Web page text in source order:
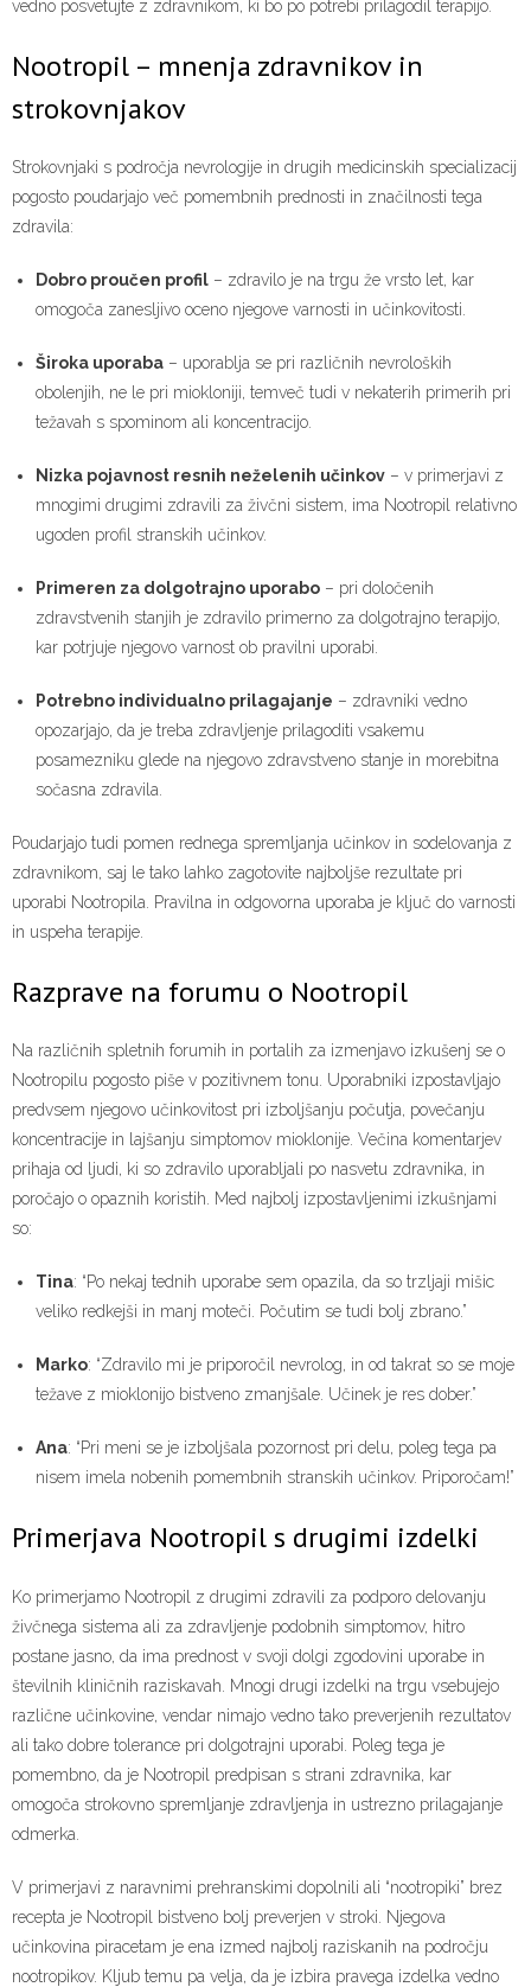
vedno posvetujte z zdravnikom, ki bo po potrebi prilagodil terapijo.
Nootropil – mnenja zdravnikov in
strokovnjakov
Strokovnjaki s področja nevrologije in drugih medicinskih specializacij
pogosto poudarjajo več pomembnih prednosti in značilnosti tega
zdravila:
Dobro proučen profil – zdravilo je na trgu že vrsto let, kar
omogoča zanesljivo oceno njegove varnosti in učinkovitosti.
Široka uporaba – uporablja se pri različnih nevroloških
obolenjih, ne le pri miokloniji, temveč tudi v nekaterih primerih pri
težavah s spominom ali koncentracijo.
Nizka pojavnost resnih neželenih učinkov – v primerjavi z
mnogimi drugimi zdravili za živčni sistem, ima Nootropil relativno
ugoden profil stranskih učinkov.
Primeren za dolgotrajno uporabo – pri določenih
zdravstvenih stanjih je zdravilo primerno za dolgotrajno terapijo,
kar potrjuje njegovo varnost ob pravilni uporabi.
Potrebno individualno prilagajanje – zdravniki vedno
opozarjajo, da je treba zdravljenje prilagoditi vsakemu
posamezniku glede na njegovo zdravstveno stanje in morebitna
sočasna zdravila.
Poudarjajo tudi pomen rednega spremljanja učinkov in sodelovanja z
zdravnikom, saj le tako lahko zagotovite najboljše rezultate pri
uporabi Nootropila. Pravilna in odgovorna uporaba je ključ do varnosti
in uspeha terapije.
Razprave na forumu o Nootropil
Na različnih spletnih forumih in portalih za izmenjavo izkušenj se o
Nootropilu pogosto piše v pozitivnem tonu. Uporabniki izpostavljajo
predvsem njegovo učinkovitost pri izboljšanju počutja, povečanju
koncentracije in lajšanju simptomov mioklonije. Večina komentarjev
prihaja od ljudi, ki so zdravilo uporabljali po nasvetu zdravnika, in
poročajo o opaznih koristih. Med najbolj izpostavljenimi izkušnjami
so:
Tina: “Po nekaj tednih uporabe sem opazila, da so trzljaji mišic
veliko redkejši in manj moteči. Počutim se tudi bolj zbrano.”
Marko: “Zdravilo mi je priporočil nevrolog, in od takrat so se moje
težave z mioklonijo bistveno zmanjšale. Učinek je res dober.”
Ana: “Pri meni se je izboljšala pozornost pri delu, poleg tega pa
nisem imela nobenih pomembnih stranskih učinkov. Priporočam!”
Primerjava Nootropil s drugimi izdelki
Ko primerjamo Nootropil z drugimi zdravili za podporo delovanju
živčnega sistema ali za zdravljenje podobnih simptomov, hitro
postane jasno, da ima prednost v svoji dolgi zgodovini uporabe in
številnih kliničnih raziskavah. Mnogi drugi izdelki na trgu vsebujejo
različne učinkovine, vendar nimajo vedno tako preverjenih rezultatov
ali tako dobre tolerance pri dolgotrajni uporabi. Poleg tega je
pomembno, da je Nootropil predpisan s strani zdravnika, kar
omogoča strokovno spremljanje zdravljenja in ustrezno prilagajanje
odmerka.
V primerjavi z naravnimi prehranskimi dopolnili ali “nootropiki” brez
recepta je Nootropil bistveno bolj preverjen v stroki. Njegova
učinkovina piracetam je ena izmed najbolj raziskanih na področju
nootropikov. Kljub temu pa velja, da je izbira pravega izdelka vedno